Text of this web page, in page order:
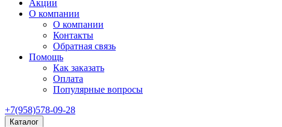
Акции
О компании
О компании
Контакты
Обратная связь
Помощь
Как заказать
Оплата
Популярные вопросы
+7(958)578-09-28
Каталог